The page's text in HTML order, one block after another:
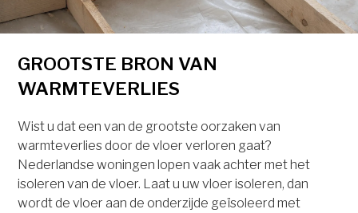
GROOTSTE BRON VAN
WARMTEVERLIES
Wist u dat een van de grootste oorzaken van
warmteverlies door de vloer verloren gaat?
Nederlandse woningen lopen vaak achter met het
isoleren van de vloer. Laat u uw vloer isoleren, dan
wordt de vloer aan de onderzijde geïsoleerd met